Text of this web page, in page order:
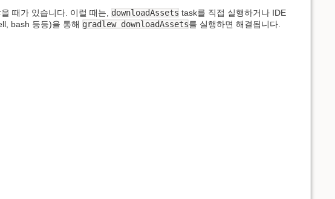
때가 있습니다. 이럴 때는, downloadAssets task를 직접 실행하거나 IDE
bash 등등)을 통해 gradlew downloadAssets를 실행하면 해결됩니다.